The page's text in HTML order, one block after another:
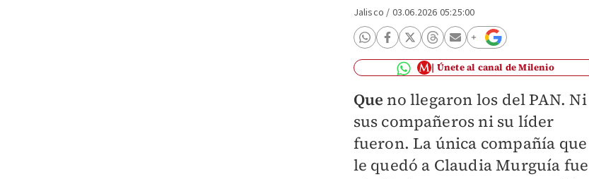
Jalisco / 03.06.2026 05:25:00
Únete al canal de Milenio
Que no llegaron los del PAN. Ni
sus compañeros ni su líder
fueron. La única compañía que
le quedó a Claudia Murguía fue